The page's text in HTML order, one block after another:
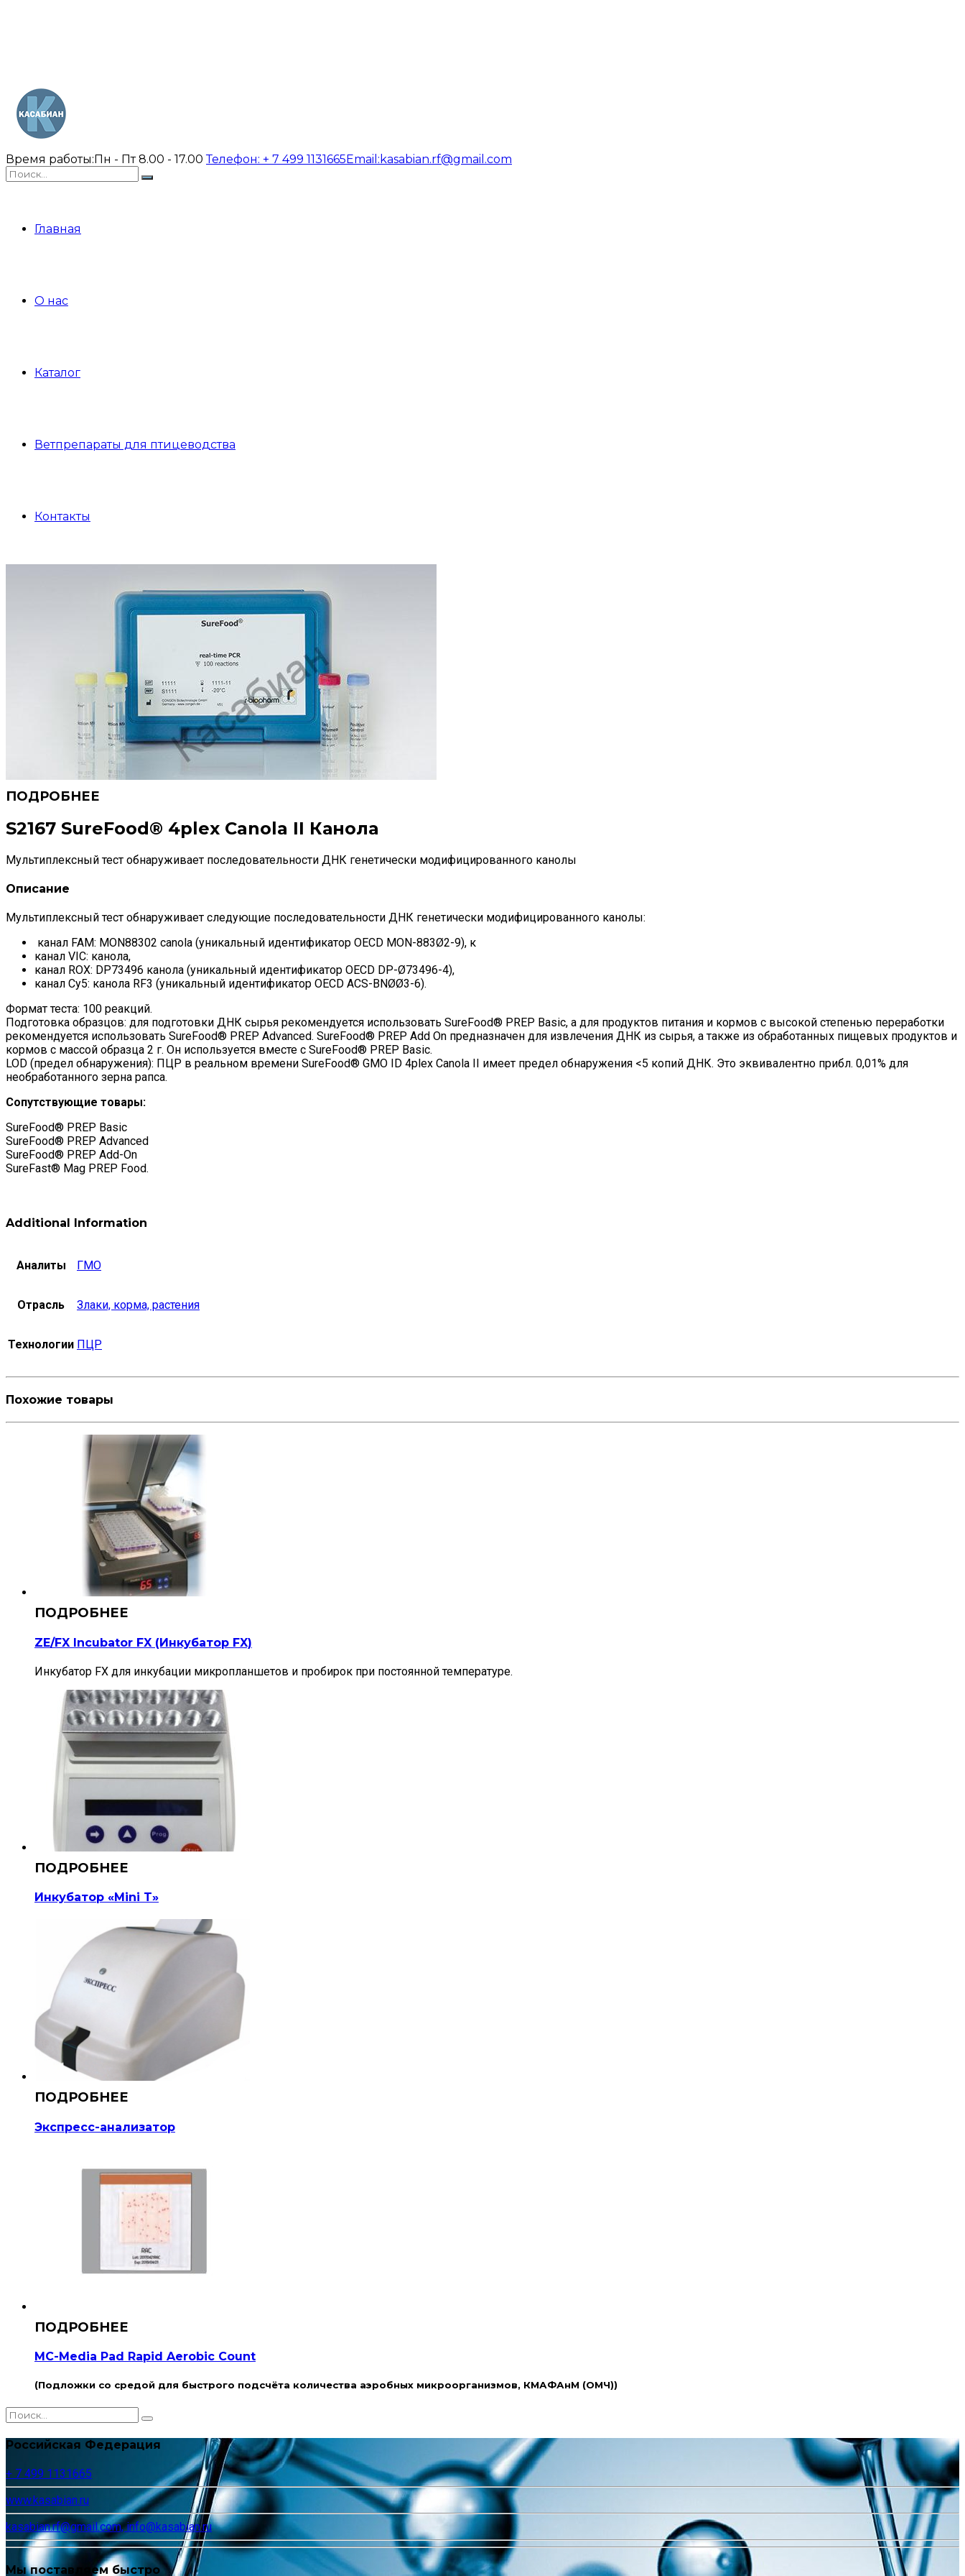
Время работы:Пн - Пт 8.00 - 17.00Телефон: + 7 499 1131665Email: kasabian.rf@gmail.com
Главная
О нас
Каталог
Ветпрепараты для птицеводства
Контакты
S2167 SureFood® 4plex Canola II Канола
Мультиплексный тест обнаруживает последовательности ДНК генетически модифицированного канолы
Описание
Мультиплексный тест обнаруживает следующие последовательности ДНК генетически модифицированного канолы:
канал FAM: MON88302 canola (уникальный идентификатор OECD MON-883Ø2-9), к
канал VIC: канола,
канал ROX: DP73496 канола (уникальный идентификатор OECD DP-Ø73496-4),
канал Cy5: канола RF3 (уникальный идентификатор OECD ACS-BNØØ3-6).
Формат теста: 100 реакций.
Подготовка образцов: для подготовки ДНК сырья рекомендуется использовать SureFood® PREP Basic, а для продуктов питания и кормов с высокой степенью переработки
рекомендуется использовать SureFood® PREP Advanced. SureFood® PREP Add On предназначен для извлечения ДНК из сырья, а также из обработанных пищевых продуктов и
кормов с массой образца 2 г. Он используется вместе с SureFood® PREP Basic.
LOD (предел обнаружения): ПЦР в реальном времени SureFood® GMO ID 4plex Canola II имеет предел обнаружения <5 копий ДНК. Это эквивалентно прибл. 0,01% для
необработанного зерна рапса.
Сопутствующие товары:
SureFood® PREP Basic
SureFood® PREP Advanced
SureFood® PREP Add-On
SureFast® Mag PREP Food.
Additional Information
Аналиты ГМО
Отрасль Злаки, корма, растения
Технологии ПЦР
Похожие товары
ZE/FX Incubator FX (Инкубатор FX)
Инкубатор FX для инкубации микропланшетов и пробирок при постоянной температуре.
Инкубатор «Mini T»
Экспресс-анализатор
MC-Media Pad Rapid Aerobic Count
(Подложки со средой для быстрого подсчёта количества аэробных микроорганизмов, КМАФАнМ (ОМЧ))
Российская Федерация
+ 7 499 1131665
www.kasabian.ru
kasabian.rf@gmail.com, info@kasabian.ru
Мы поставляем быстро